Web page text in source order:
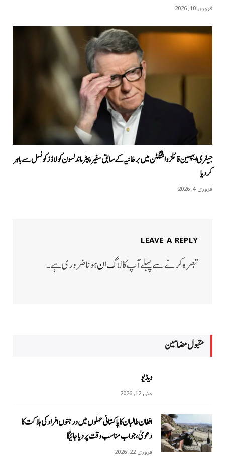
فروری 10, 2026
جیفری ایپسین فائلز واشنگٹن میں برطانیہ کے سابق سفیر پیٹر ماندلسون کو لاڈز کونسل سے باہر
کردیا
فروری 4, 2026
LEAVE A REPLY
تبصرہ کرنے سے پہلے آپ کالاگ انہونا ضروری ہے۔
مقبول مضامين
ویڈیو
مئی 12, 2026
افغان طالبان کا پاکستانی حملوں میں درجنوں افراد کی ہلاکت کا
دعویٰ، جواب مناسب وقت پر دیا جائیگا
فروری 22, 2026